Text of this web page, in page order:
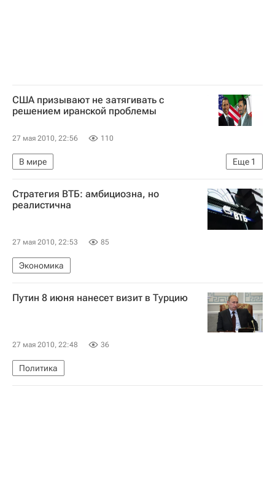
США призывают не затягивать с
решением иранской проблемы
27 мая 2010, 22:56 110
Еще 1
В мире
Иранский атом: возможный военный аспект. Реакции и комментарии
Стратегия ВТБ: амбициозна, но
реалистична
27 мая 2010, 22:53 85
Экономика
Путин 8 июня нанесет визит в Турцию
27 мая 2010, 22:48 36
Политика